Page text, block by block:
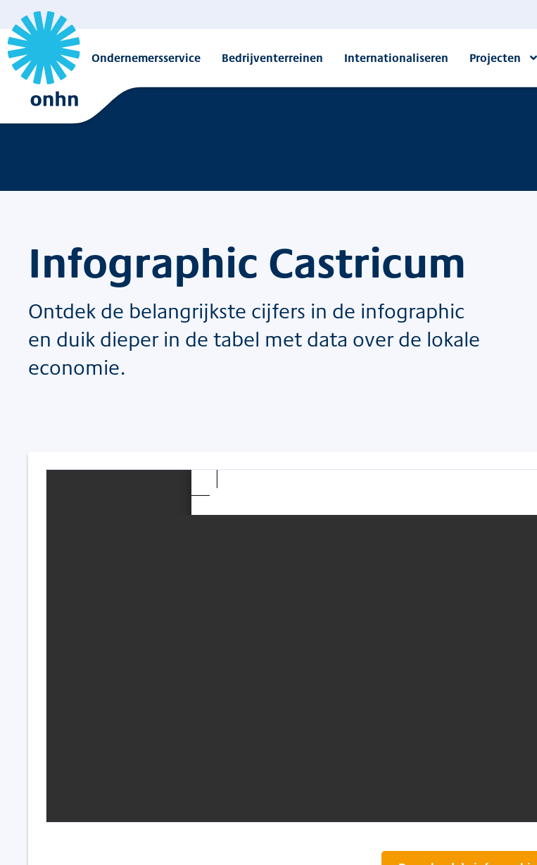
Ondernemersservice Bedrijventerreinen Internationaliseren Projecten
Overzicht
Infographic Castricum
Ontdek de belangrijkste cijfers in de infographic
en duik dieper in de tabel met data over de lokale
economie.